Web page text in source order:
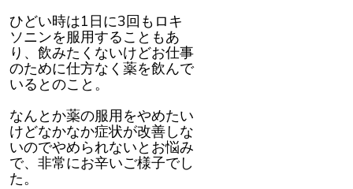
ひどい時は1日に3回もロキ
ソニンを服用することもあ
り、飲みたくないけどお仕事
のために仕方なく薬を飲んで
いるとのこと。
なんとか薬の服用をやめたい
けどなかなか症状が改善しな
いのでやめられないとお悩み
で、非常にお辛いご様子でし
た。